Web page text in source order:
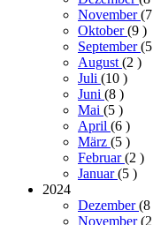
November(7
Oktober(9 )
September(5
August(2 )
Juli (10 )
Juni (8 )
Mai (5 )
April (6 )
März (5 )
Februar(2 )
Januar(5 )
2024
Dezember(8
November(2